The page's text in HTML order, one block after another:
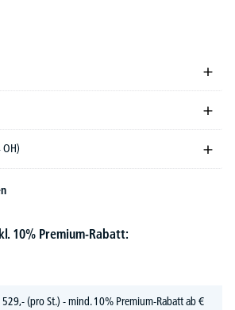
10% Premium-Rabatt:
529,-(pro St.) - mind. 10% Premium-Rabatt ab €